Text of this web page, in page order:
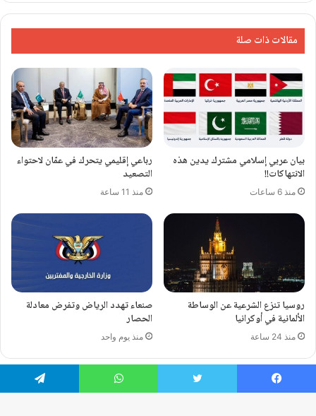
مقالات ذات صلة
بيان عربي إسلامي مشترك يدين هذه
الانتهاكات!!
منذ 6 ساعات
رباعي إقليمي يتحرك في عمّان لاحتواء
التصعيد
منذ 11 ساعة
روسيا تنزع الشرعية عن الوساطة
الألمانية في أوكرانيا
منذ 24 ساعة
صنعاء تهدد الرياض وتفرض معادلة
الحصار
منذ يوم واحد
فيسبوك تويتر واتساب تيلقرام